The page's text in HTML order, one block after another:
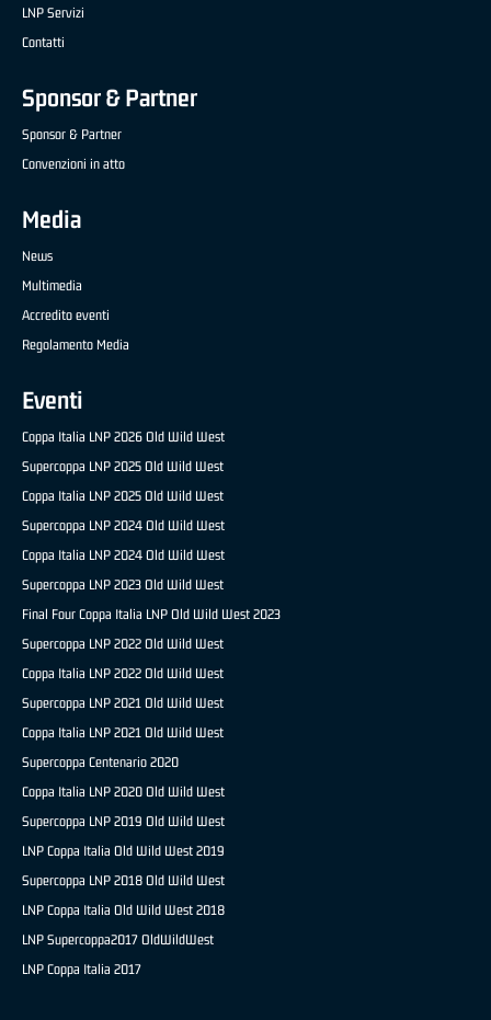
LNP Servizi
Contatti
Sponsor & Partner
Sponsor & Partner
Convenzioni in atto
Media
News
Multimedia
Accredito eventi
Regolamento Media
Eventi
Coppa Italia LNP 2026 Old Wild West
Supercoppa LNP 2025 Old Wild West
Coppa Italia LNP 2025 Old Wild West
Supercoppa LNP 2024 Old Wild West
Coppa Italia LNP 2024 Old Wild West
Supercoppa LNP 2023 Old Wild West
Final Four Coppa Italia LNP Old Wild West 2023
Supercoppa LNP 2022 Old Wild West
Coppa Italia LNP 2022 Old Wild West
Supercoppa LNP 2021 Old Wild West
Coppa Italia LNP 2021 Old Wild West
Supercoppa Centenario 2020
Coppa Italia LNP 2020 Old Wild West
Supercoppa LNP 2019 Old Wild West
LNP Coppa Italia Old Wild West 2019
Supercoppa LNP 2018 Old Wild West
LNP Coppa Italia Old Wild West 2018
LNP Supercoppa2017 OldWildWest
LNP Coppa Italia 2017